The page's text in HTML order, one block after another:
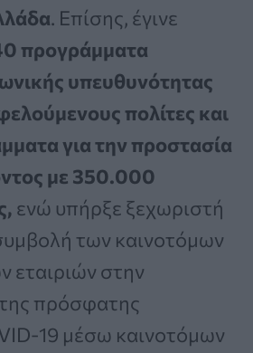
. Επίσης, έγινε
προγράμματα
υπευθυνότητας
πολίτες και
για την προστασία
με 350.000
ενώ υπήρξε ξεχωριστή
των καινοτόμων
εταιριών στην
πρόσφατης
19 μέσω καινοτόμων